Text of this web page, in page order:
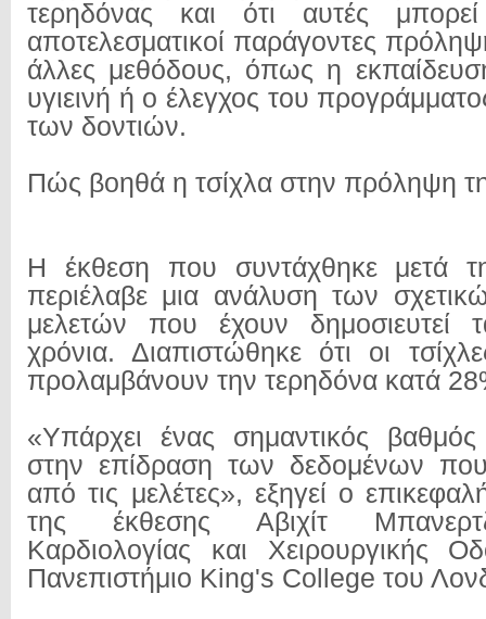
τερηδόνας και ότι αυτές
αποτελεσματικοί παράγοντες
άλλες μεθόδους, όπως η
υγιεινή ή ο έλεγχος του
των δοντιών.
Πώς βοηθά η τσίχλα στην πρόληψη
Η έκθεση που συντάχθηκε μετά
περιέλαβε μια ανάλυση των
μελετών που έχουν δημοσιευτεί
χρόνια. Διαπιστώθηκε ότι οι
προλαμβάνουν την τερηδόνα κατά
«Υπάρχει ένας σημαντικός βαθμός
στην επίδραση των δεδομένων που
από τις μελέτες», εξηγεί ο
της έκθεσης Αβιχίτ
Καρδιολογίας και Χειρουργικής
Πανεπιστήμιο King's College του